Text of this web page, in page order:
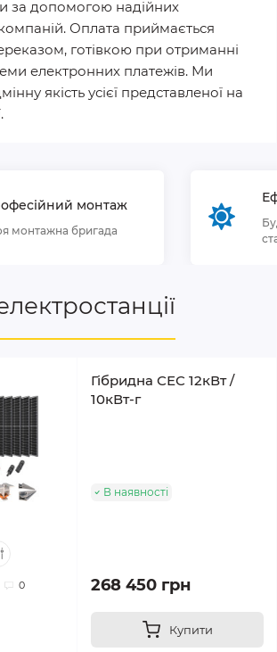
за допомогою надійних
Оплата приймається
готівкою при отриманні
електронних платежів. Ми
якість усієї представленої на
монтаж
монтажна бригада
0
Гібридна СЕС 12кВт /
10кВт-г
В наявності
268 450 грн
Купити